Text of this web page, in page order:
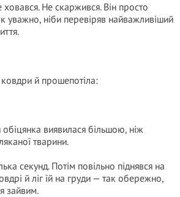
ховався. Не скаржився. Він просто
уважно, ніби перевіряв найважливіший
й прошепотіла:
обіцянка виявилася більшою, ніж
тварини.
секунд. Потім повільно піднявся на
й ліг їй на груди — так обережно,
зайвим.